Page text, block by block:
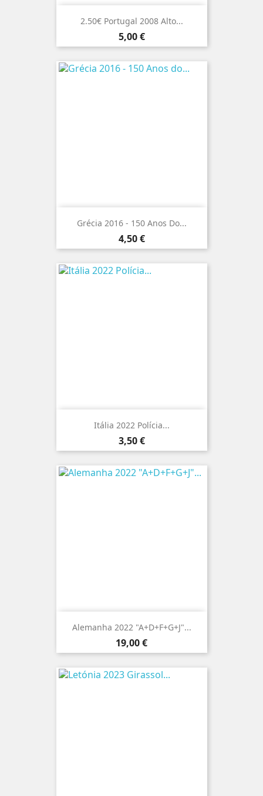
2.50€ Portugal 2008 Alto...
Preço
5,00 €
Grécia 2016 - 150 Anos Do...
Preço
4,50 €
Itália 2022 Polícia...
Preço
3,50 €
Alemanha 2022 "A+D+F+G+J"...
Preço
19,00 €